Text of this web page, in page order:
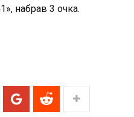
набрав 3 очка.